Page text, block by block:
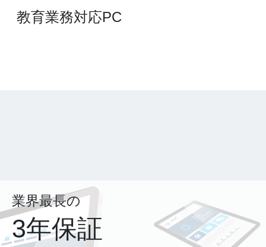
教育業務対応PC
業界最長の
3年保証